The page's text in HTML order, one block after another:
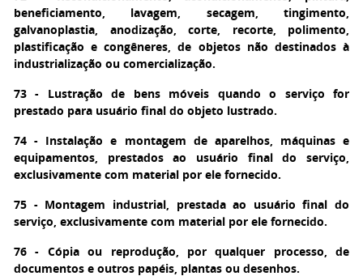
beneficiamento, lavagem, secagem, tingimento,
galvanoplastia, anodização, corte, recorte, polimento,
plastificação e congêneres, de objetos não destinados à
industrialização ou comercialização.
73 - Lustração de bens móveis quando o serviço for
prestado para usuário final do objeto lustrado.
74 - Instalação e montagem de aparelhos, máquinas e
equipamentos, prestados ao usuário final do serviço,
exclusivamente com material por ele fornecido.
75 - Montagem industrial, prestada ao usuário final do
serviço, exclusivamente com material por ele fornecido.
76 - Cópia ou reprodução, por qualquer processo, de
documentos e outros papéis, plantas ou desenhos.